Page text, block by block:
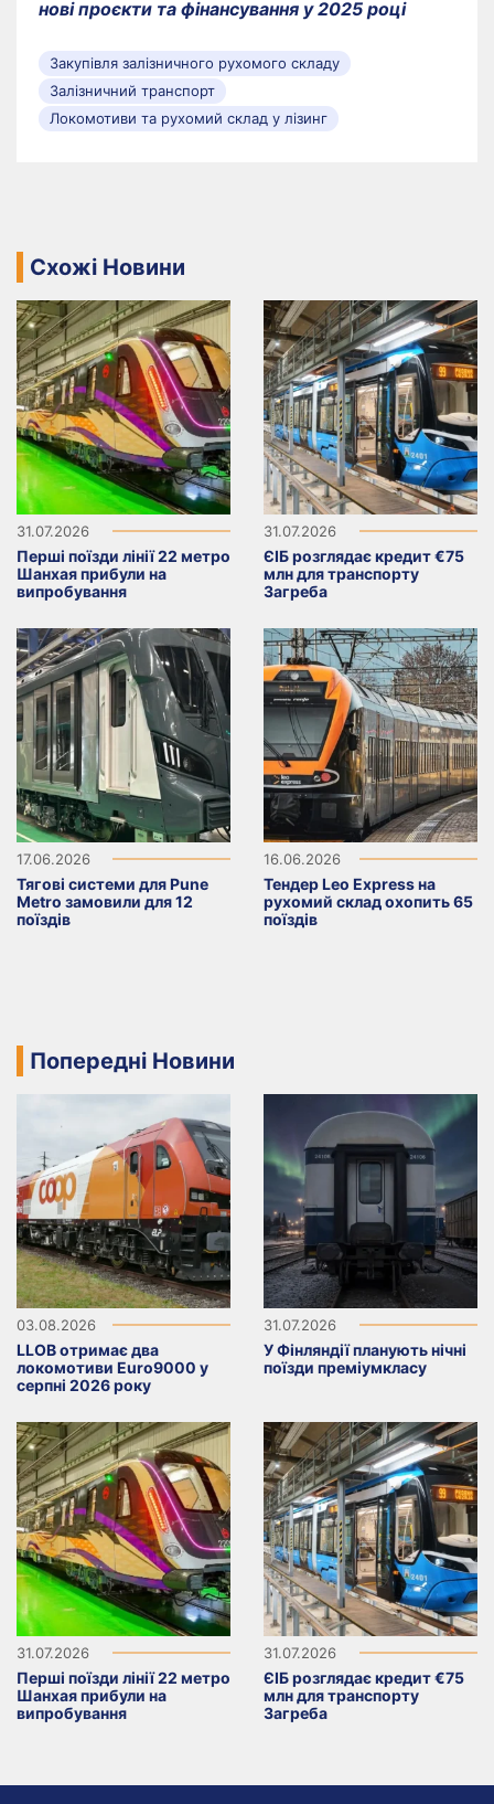
нові проєкти та фінансування у 2025 році
Закупівля залізничного рухомого складу
Залізничний транспорт
Локомотиви та рухомий склад у лізинг
Схожі Новини
31.07.2026
Перші поїзди лінії 22 метро
Шанхая прибули на
випробування
31.07.2026
ЄІБ розглядає кредит €75
млн для транспорту
Загреба
17.06.2026
Тягові системи для Pune
Metro замовили для 12
поїздів
16.06.2026
Тендер Leo Express на
рухомий склад охопить 65
поїздів
Попередні Новини
03.08.2026
LLOB отримає два
локомотиви Euro9000 у
серпні 2026 року
31.07.2026
У Фінляндії планують нічні
поїзди преміумкласу
31.07.2026
Перші поїзди лінії 22 метро
Шанхая прибули на
випробування
31.07.2026
ЄІБ розглядає кредит €75
млн для транспорту
Загреба